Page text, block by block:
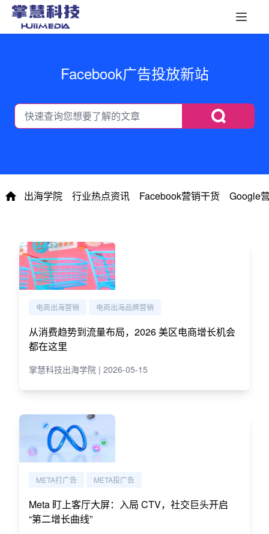
Facebook广告投放新站
出海学院 行业热点资讯 Facebook营销干货 Google
电商出海营销 电商出海品牌营销
从消费趋势到流量布局，2026 美区电商增长机会
都在这里
掌慧科技出海学院 | 2026-05-15
META打广告 META投广告
Meta 盯上客厅大屏：入局 CTV，社交巨头开启
“第二增长曲线”